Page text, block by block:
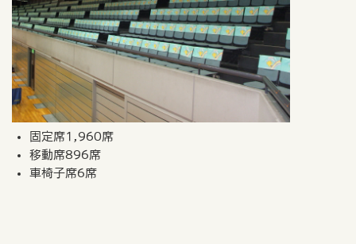
固定席1,960席
移動席896席
車椅子席6席